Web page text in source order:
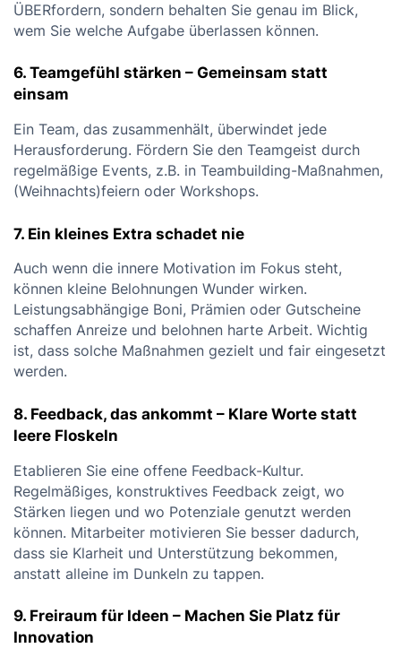
ÜBERfordern, sondern behalten Sie genau im Blick,
wem Sie welche Aufgabe überlassen können.
6. Teamgefühl stärken – Gemeinsam statt
einsam
Ein Team, das zusammenhält, überwindet jede
Herausforderung. Fördern Sie den Teamgeist durch
regelmäßige Events, z.B. in Teambuilding-Maßnahmen,
(Weihnachts)feiern oder Workshops.
7. Ein kleines Extra schadet nie
Auch wenn die innere Motivation im Fokus steht,
können kleine Belohnungen Wunder wirken.
Leistungsabhängige Boni, Prämien oder Gutscheine
schaffen Anreize und belohnen harte Arbeit. Wichtig
ist, dass solche Maßnahmen gezielt und fair eingesetzt
werden.
8. Feedback, das ankommt – Klare Worte statt
leere Floskeln
Etablieren Sie eine offene Feedback-Kultur.
Regelmäßiges, konstruktives Feedback zeigt, wo
Stärken liegen und wo Potenziale genutzt werden
können. Mitarbeiter motivieren Sie besser dadurch,
dass sie Klarheit und Unterstützung bekommen,
anstatt alleine im Dunkeln zu tappen.
9. Freiraum für Ideen – Machen Sie Platz für
Innovation